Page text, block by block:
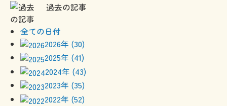
過去の記事
全ての日付
2026年 (30)
2025年 (41)
2024年 (43)
2023年 (35)
2022年 (52)